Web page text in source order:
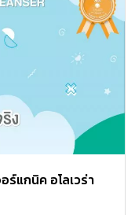
แกนิค อโลเวร่า